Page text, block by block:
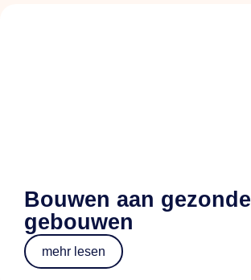
Bouwen aan gezonde
gebouwen
mehr lesen